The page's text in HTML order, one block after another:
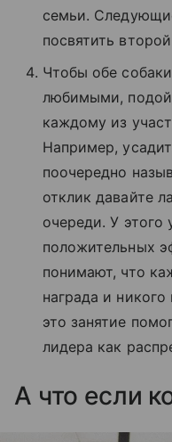
семьи.
посвятить
Чтобы обе
любимыми,
каждому из
Например,
поочередно
отклик давайте
очереди. У этого
положительных
понимают, что
награда и
это занятие
лидера как
А что если